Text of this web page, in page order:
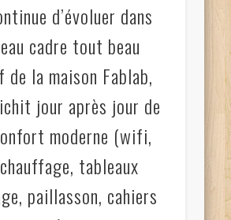
d’évoluer dans
cadre tout beau
la maison Fablab,
jour après jour de
moderne (wifi,
tableaux
paillasson, cahiers